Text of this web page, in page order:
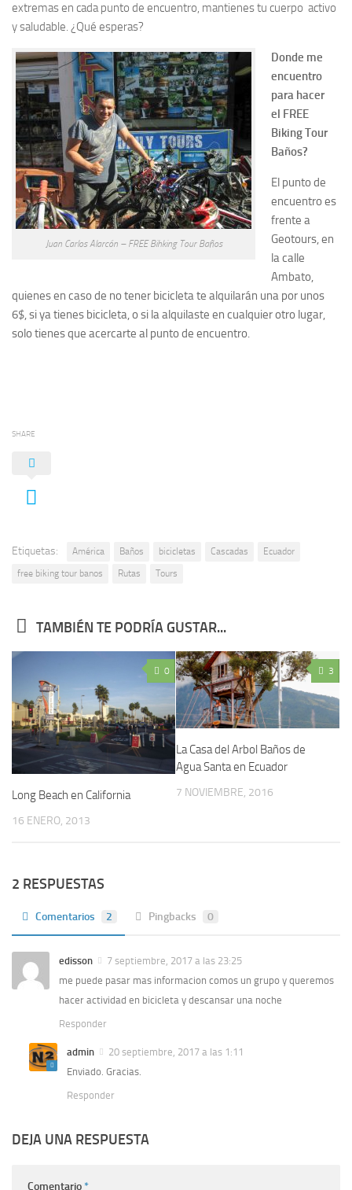
extremas en cada punto de encuentro, mantienes tu cuerpo activo
y saludable. ¿Qué esperas?
Juan Carlos Alarcón – FREE Bihking Tour Baños
Donde me
encuentro
para hacer
el FREE
Biking Tour
Baños?
El punto de
encuentro es
frente a
Geotours, en
la calle
Ambato,
quienes en caso de no tener bicicleta te alquilarán una por unos
6$, si ya tienes bicicleta, o si la alquilaste en cualquier otro lugar,
solo tienes que acercarte al punto de encuentro.
SHARE
Etiquetas: América Baños bicicletas Cascadas
Ecuador
free biking tour banos
Rutas Tours
TAMBIÉN TE PODRÍA GUSTAR...
0
Long Beach en California
16 ENERO, 2013
3
La Casa del Arbol Baños de
Agua Santa en Ecuador
7 NOVIEMBRE, 2016
2 RESPUESTAS
Comentarios 2 Pingbacks 0
edisson
7 septiembre, 2017 a las 23:25
me puede pasar mas informacion comos un grupo y queremos
hacer actividad en bicicleta y descansar una noche
Responder
admin
20 septiembre, 2017 a las 1:11
Enviado. Gracias.
Responder
DEJA UNA RESPUESTA
Comentario*